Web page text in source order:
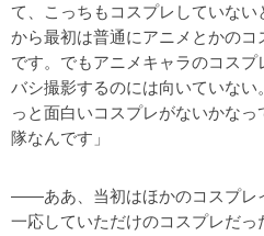
て、こっちもコスプレしていな
から最初は普通にアニメとかの
です。でもアニメキャラのコス
バシ撮影するのには向いていない
っと面白いコスプレがないかな
隊なんです」
――ああ、当初はほかのコスプレ
一応していただけのコスプレだっ